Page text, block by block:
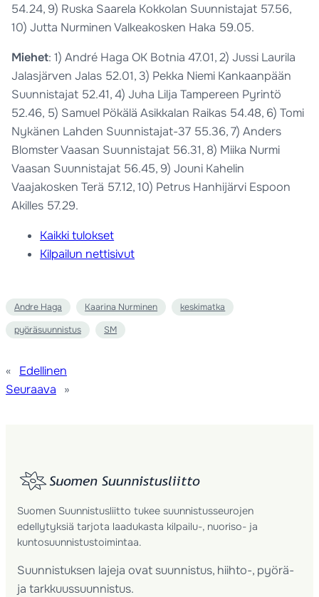
54.24, 9) Ruska Saarela Kokkolan Suunnistajat 57.56,
10) Jutta Nurminen Valkeakosken Haka 59.05.
Miehet: 1) André Haga OK Botnia 47.01, 2) Jussi Laurila
Jalasjärven Jalas 52.01, 3) Pekka Niemi Kankaanpään
Suunnistajat 52.41, 4) Juha Lilja Tampereen Pyrintö
52.46, 5) Samuel Pökälä Asikkalan Raikas 54.48, 6) Tomi
Nykänen Lahden Suunnistajat-37 55.36, 7) Anders
Blomster Vaasan Suunnistajat 56.31, 8) Miika Nurmi
Vaasan Suunnistajat 56.45, 9) Jouni Kahelin
Vaajakosken Terä 57.12, 10) Petrus Hanhijärvi Espoon
Akilles 57.29.
Kaikki tulokset
Kilpailun nettisivut
Andre Haga Kaarina Nurminen keskimatka
pyöräsuunnistus SM
«
Edellinen
Seuraava
»
Suomen Suunnistusliitto tukee suunnistusseurojen
edellytyksiä tarjota laadukasta kilpailu-, nuoriso- ja
kuntosuunnistustoimintaa.
Suunnistuksen lajeja ovat suunnistus, hiihto-, pyörä-
ja tarkkuussuunnistus.